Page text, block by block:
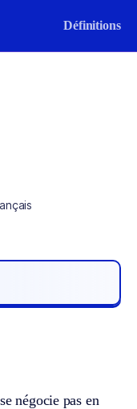
Définitions
négocie pas en